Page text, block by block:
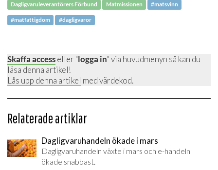
Dagligvaruleverantörers Förbund Matmissionen #matsvinn
#matfattigdom #dagligvaror
Skaffa accesseller "logga in" via huvudmenyn så kan du
läsa denna artikel!
Lås upp denna artikel med värdekod.
Relaterade artiklar
Dagligvaruhandeln ökade i mars
Dagligvaruhandeln växte i mars och e-handeln
ökade snabbast.